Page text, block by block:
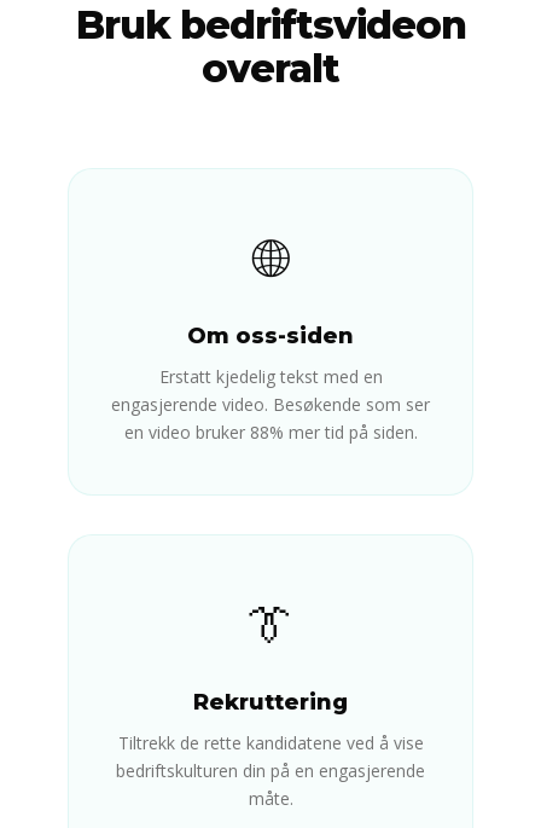
Bruk bedriftsvideon
overalt
🌐
Om oss-siden
Erstatt kjedelig tekst med en
engasjerende video. Besøkende som ser
en video bruker 88% mer tid på siden.
👔
Rekruttering
Tiltrekk de rette kandidatene ved å vise
bedriftskulturen din på en engasjerende
måte.